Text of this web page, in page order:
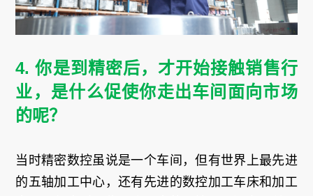
4. 你是到精密后，才开始接触销售行
业，是什么促使你走出车间面向市场
的呢？
当时精密数控虽说是一个车间，但有世界上最先进
的五轴加工中心，还有先进的数控加工车床和加工